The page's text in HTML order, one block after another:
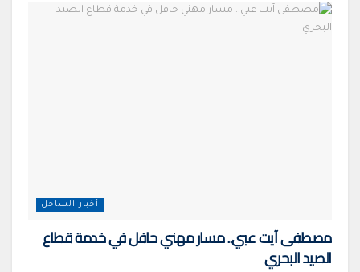
أخبار الساحل
مصطفى آيت عبي.. مسار مهني حافل في خدمة قطاع
الصيد البحري